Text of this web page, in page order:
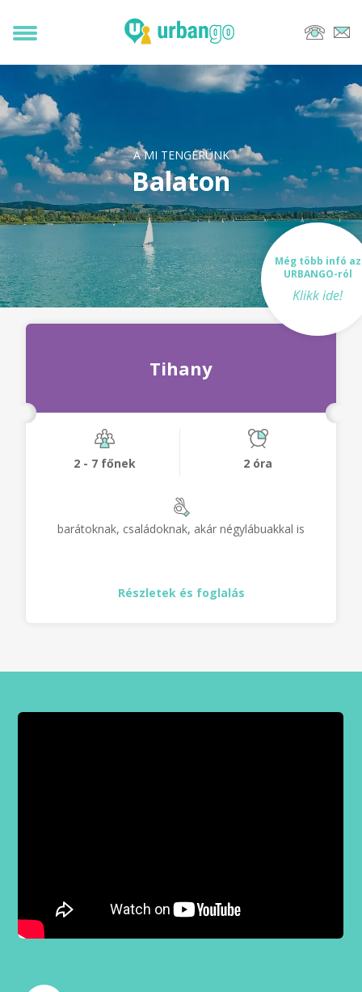
A MI TENGERÜNK
Balaton
Még több infó az
URBANGO-ról
Klikk ide!
Tihany
2 - 7 főnek 2 óra
barátoknak, családoknak, akár négylábuakkal is
Részletek és foglalás